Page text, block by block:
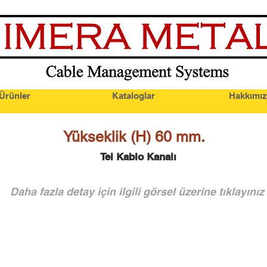
Ürünler Kataloglar
Yükseklik(H) 60 mm.
Tel Kablo Kanalı
Daha fazla detay için ilgili görsel üzerine tıklayınız